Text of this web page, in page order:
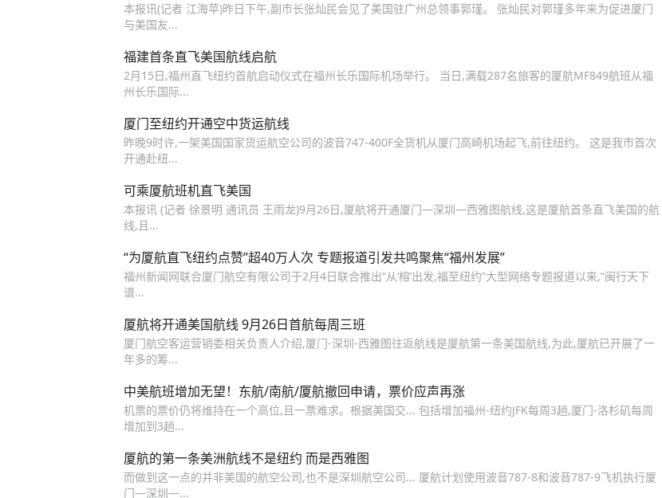
本报讯(记者 江海苹)昨日下午,副市长张灿民会见了美国驻广州总领事郭瑾。 张灿民对郭瑾多年来为促进厦门
与美国友...
福建首条直飞美国航线启航
2月15日,福州直飞纽约首航启动仪式在福州长乐国际机场举行。 当日,满载287名旅客的厦航MF849航班从福
州长乐国际...
厦门至纽约开通空中货运航线
昨晚9时许,一架美国国家货运航空公司的波音747-400F全货机从厦门高崎机场起飞,前往纽约。 这是我市首次
开通赴纽...
可乘厦航班机直飞美国
本报讯 (记者 徐景明 通讯员 王雨龙)9月26日,厦航将开通厦门—深圳—西雅图航线,这是厦航首条直飞美国的航
线,且...
“为厦航直飞纽约点赞”超40万人次 专题报道引发共鸣聚焦“福州发展”
福州新闻网联合厦门航空有限公司于2月4日联合推出“从‘榕’出发,福至纽约”大型网络专题报道以来,“闽行天下
谱...
厦航将开通美国航线 9月26日首航每周三班
厦门航空客运营销委相关负责人介绍,厦门-深圳-西雅图往返航线是厦航第一条美国航线,为此,厦航已开展了一
年多的筹...
中美航班增加无望！东航/南航/厦航撤回申请，票价应声再涨
机票的票价仍将维持在一个高位,且一票难求。根据美国交... 包括增加福州-纽约JFK每周3趟,厦门-洛杉矶每周
增加到3趟...
厦航的第一条美洲航线不是纽约 而是西雅图
而做到这一点的并非美国的航空公司,也不是深圳航空公司... 厦航计划使用波音787-8和波音787-9飞机执行厦
门—深圳—...